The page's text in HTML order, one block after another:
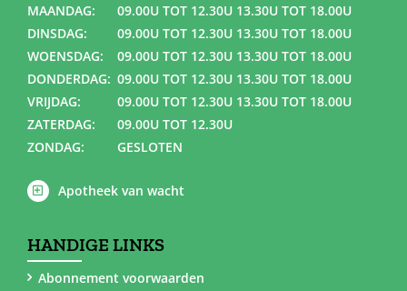
MAANDAG:
09.00U TOT 12.30U 13.30U TOT 18.00U
DINSDAG:
09.00U TOT 12.30U 13.30U TOT 18.00U
WOENSDAG:
09.00U TOT 12.30U 13.30U TOT 18.00U
DONDERDAG: 09.00U TOT 12.30U 13.30U TOT 18.00U
VRIJDAG:
09.00U TOT 12.30U 13.30U TOT 18.00U
ZATERDAG:
09.00U TOT 12.30U
ZONDAG:
GESLOTEN
Apotheek van wacht
HANDIGE LINKS
Abonnement voorwaarden